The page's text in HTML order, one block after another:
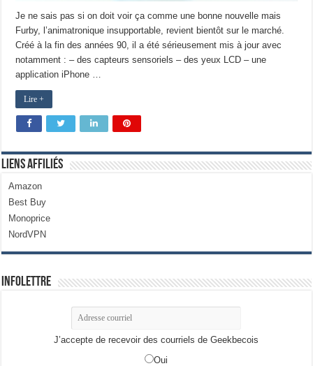
Je ne sais pas si on doit voir ça comme une bonne nouvelle mais
Furby, l’animatronique insupportable, revient bientôt sur le marché.
Créé à la fin des années 90, il a été sérieusement mis à jour avec
notamment : – des capteurs sensoriels – des yeux LCD – une
application iPhone …
Lire +
Liens Affiliés
Amazon
Best Buy
Monoprice
NordVPN
Infolettre
J’accepte de recevoir des courriels de Geekbecois
Oui